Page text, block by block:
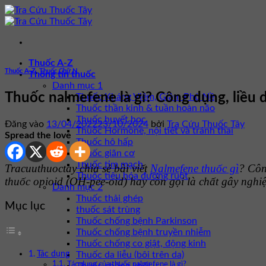
Bỏ
qua
dung
Thuốc A-Z
Thông tin thuốc
Danh mục 1
Thuốc Kháng Viêm, Giảm Phù Nề
Thuốc thần kinh & tuần hoàn não
Thuốc huyết học
Thuốc Hormone, nội tiết và tránh thai
Thuốc hô hấp
Thuốc giãn cơ
Thuốc tim mạch
Thuốc tiêu hóa đường ruột
Danh mục 2
Thuốc thải ghép
thuốc sát trùng
Thuốc chống bệnh Parkinson
Thuốc chống bệnh truyền nhiễm
Thuốc chống co giật, động kinh
Thuốc da liễu (bôi trên da)
Thuốc A-Z, Thuốc Chữ N
Thuốc nalmefene là gì? Công dụng, liều
Đăng vào 13/04/202223/10/2024 bởi Tra Cứu Thuốc Tây
Spread the love
Tracuuthuoctay chia sẻ bài viết Nalmefene thuốc gì?
thuốc opioid (OH-pee-oid) hay còn gọi là chất gây
Mục lục
Tác dụng